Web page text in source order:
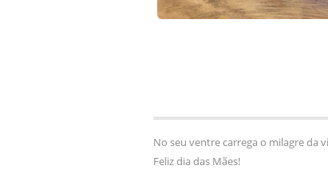
No seu ventre carrega o milagre da
Feliz dia das Mães!